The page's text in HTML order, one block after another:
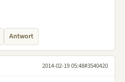
Antwort
2014-02-19 05:48#3540420